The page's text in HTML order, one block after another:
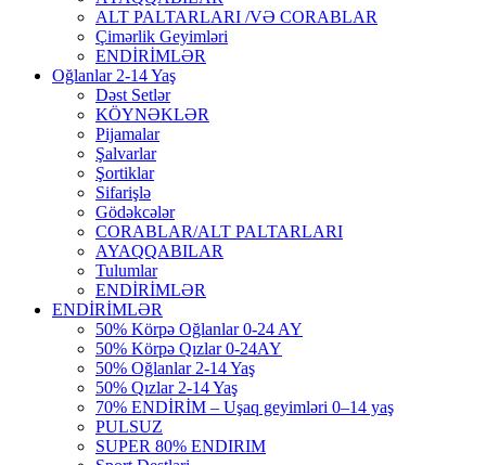
ALT PALTARLARI /VƏ CORABLAR
Çimərlik Geyimləri
ENDİRİMLƏR
Oğlanlar 2-14 Yaş
Dəst Setlər
KÖYNƏKLƏR
Pijamalar
Şalvarlar
Şortiklar
Sifarişlə
Gödəkcələr
CORABLAR/ALT PALTARLARI
AYAQQABILAR
Tulumlar
ENDİRİMLƏR
ENDİRİMLƏR
50% Körpə Oğlanlar 0-24 AY
50% Körpə Qızlar 0-24AY
50% Oğlanlar 2-14 Yaş
50% Qızlar 2-14 Yaş
70% ENDİRİM – Uşaq geyimləri 0–14 yaş
PULSUZ
SUPER 80% ENDIRIM